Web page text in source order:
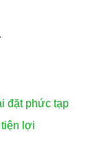
đặt phức tạp
lợi